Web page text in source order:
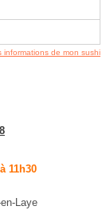
informations de mon sushi
11h30
Laye